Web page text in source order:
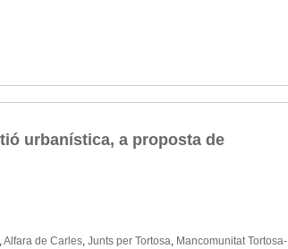
urbanística, a proposta de
,Alfara de Carles, Junts per Tortosa, Mancomunitat Tortosa-